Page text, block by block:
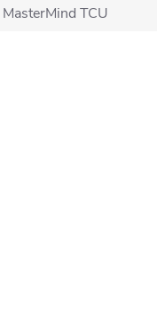
MasterMind TCU